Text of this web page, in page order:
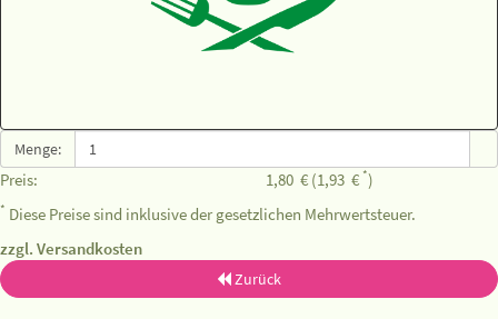
Menge:
Preis: 1,80 € (1,93 € *)
* Diese Preise sind inklusive der gesetzlichen Mehrwertsteuer.
zzgl. Versandkosten
Zurück